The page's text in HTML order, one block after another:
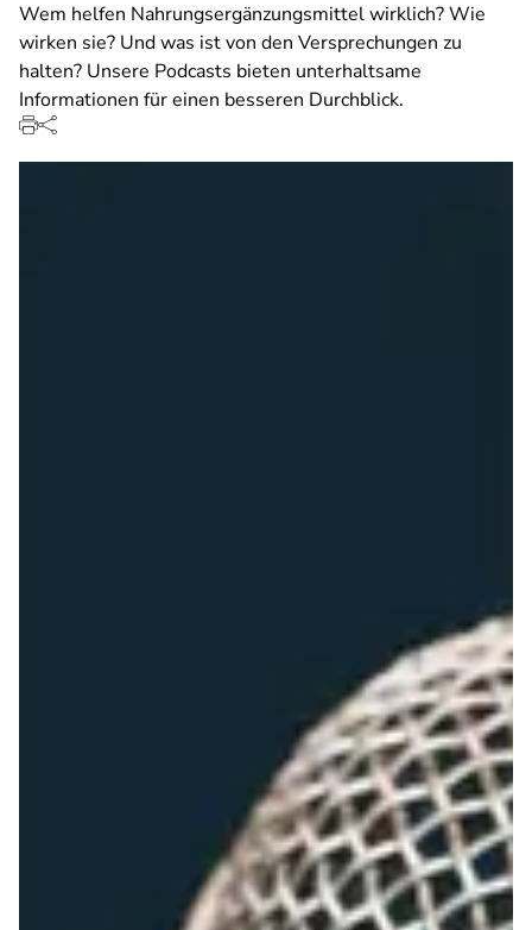
Wem helfen Nahrungsergänzungsmittel wirklich? Wie
wirken sie? Und was ist von den Versprechungen zu
halten? Unsere Podcasts bieten unterhaltsame
Informationen für einen besseren Durchblick.